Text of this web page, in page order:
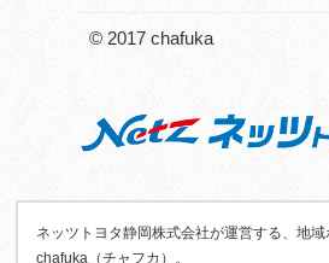
© 2017 chafuka
ネッツトヨタ静岡株式会社が運営する、地域
chafuka（チャフカ）。